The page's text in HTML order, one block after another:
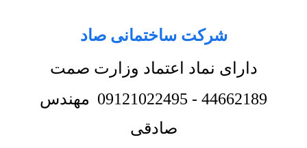
شرکت ساختمانی صاد
دارای نماد اعتماد وزارت صمت
44662189
-
09121022495 مهندس
صادقی